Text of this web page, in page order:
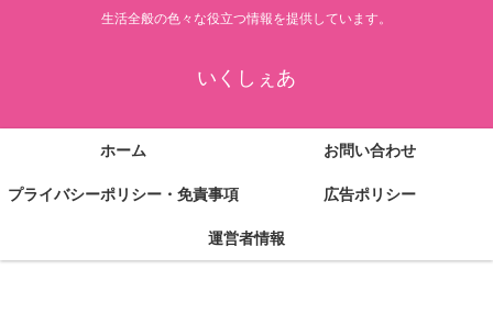
生活全般の色々な役立つ情報を提供しています。
いくしぇあ
ホーム お問い合わせ
プライバシーポリシー・免責事項 広告ポリシー
運営者情報